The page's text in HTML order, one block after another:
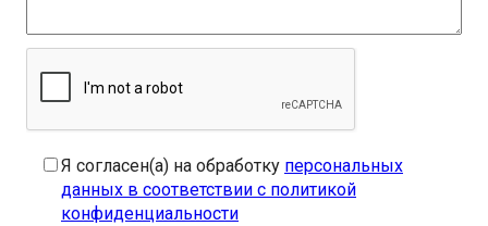
Я согласен(а) на обработку персональных
данных в соответствии с политикой
конфиденциальности